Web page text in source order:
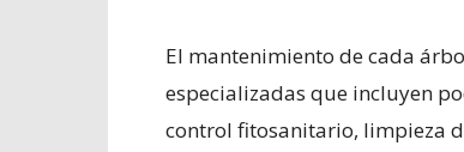
El mantenimiento de cada
especializadas que incluyen
control fitosanitario, limpieza